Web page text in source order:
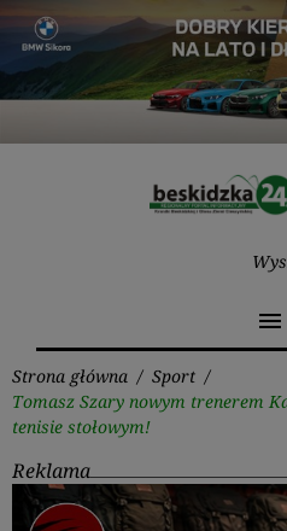
Przejdź
treści
menu
Strona główna / Sport /
Tomasz Szary nowym trenerem
tenisie stołowym!
Reklama